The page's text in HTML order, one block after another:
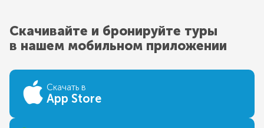
Скачивайте и бронируйте туры
в нашем мобильном приложении
Скачать в
App Store